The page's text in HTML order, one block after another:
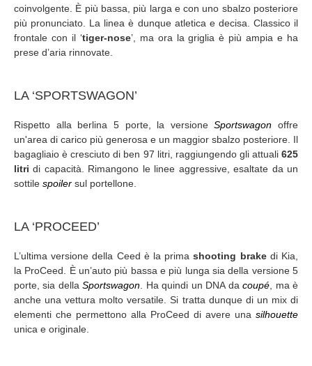
coinvolgente. È più bassa, più larga e con uno sbalzo posteriore
più pronunciato. La linea è dunque atletica e decisa. Classico il
frontale con il ‘tiger-nose’, ma ora la griglia è più ampia e ha
prese d’aria rinnovate.
LA ‘SPORTSWAGON’
Rispetto alla berlina 5 porte, la versioneSportswagon offre
un'area di carico più generosa e un maggior sbalzo posteriore. Il
bagagliaio è cresciuto di ben 97 litri, raggiungendo gli attuali 625
litri di capacità. Rimangono le linee aggressive, esaltate da un
sottile spoiler sul portellone.
LA ‘PROCEED’
L’ultima versione della Ceed è la primashooting brakedi Kia,
la ProCeed. È un’auto più bassa e più lunga sia della versione 5
porte, sia dellaSportswagon . Ha quindi un DNA dacoupé , ma è
anche una vettura molto versatile. Si tratta dunque di un mix di
elementi che permettono alla ProCeed di avere una silhouette
unica e originale.